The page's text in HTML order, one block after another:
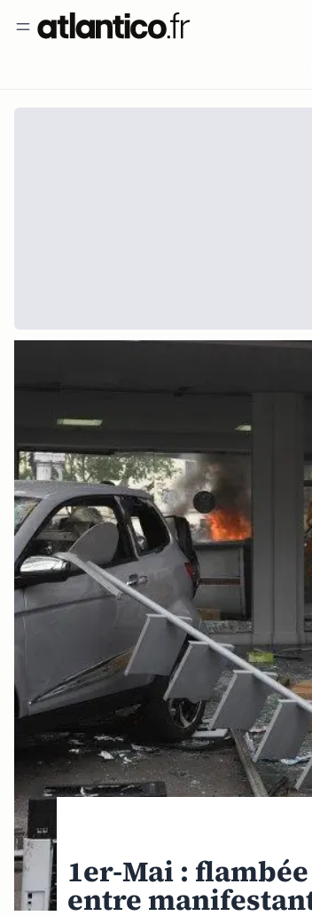
1er-Mai :
entre